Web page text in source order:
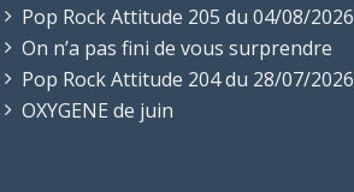
Pop Rock Attitude 205 du 04/08/2026
On n’a pas fini de vous surprendre
Pop Rock Attitude 204 du 28/07/2026
OXYGENE de juin